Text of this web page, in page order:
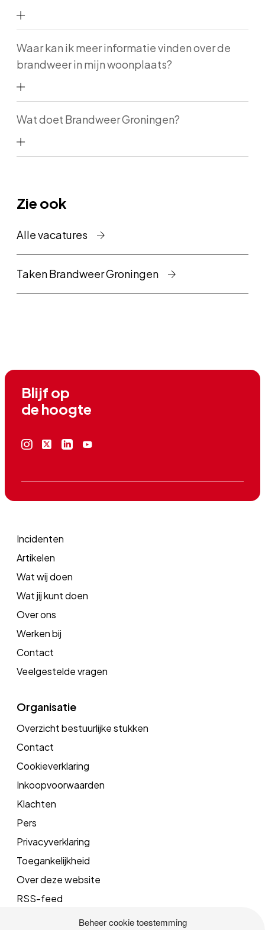
Beheer cookie toestemming
Waar kan ik meer informatie vinden over de
brandweer in mijn woonplaats?
Wat doet Brandweer Groningen?
Zie ook
Alle vacatures
Taken Brandweer Groningen
Blijf op
de hoogte
InstagramLinkedin
Incidenten
Artikelen
Wat wij doen
Wat jij kunt doen
Over ons
Werken bij
Contact
Veelgestelde vragen
Organisatie
Overzicht bestuurlijke stukken
Contact
Cookieverklaring
Inkoopvoorwaarden
Klachten
Pers
Privacyverklaring
Toegankelijkheid
Over deze website
RSS-feed